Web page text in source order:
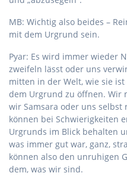
MB: Wichtig also beides –
mit dem Urgrund sein.
Pyar: Es wird immer wieder
zweifeln lässt oder uns
mitten in der Welt, wie sie
dem Urgrund zu öffnen. Wir
wir Samsara oder uns
können bei Schwierigkeiten
Urgrunds im Blick behalten
was immer gut war, ganz,
können also den unruhigen
dem, was wir sind.